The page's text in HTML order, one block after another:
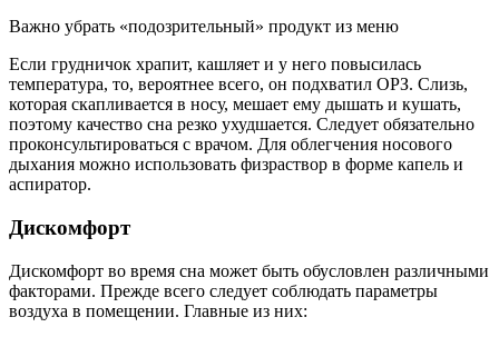
Важно убрать «подозрительный» продукт из меню
Если грудничок храпит, кашляет и у него повысилась
температура, то, вероятнее всего, он подхватил ОРЗ. Слизь,
которая скапливается в носу, мешает ему дышать и кушать,
поэтому качество сна резко ухудшается. Следует обязательно
проконсультироваться с врачом. Для облегчения носового
дыхания можно использовать физраствор в форме капель и
аспиратор.
Дискомфорт
Дискомфорт во время сна может быть обусловлен различными
факторами. Прежде всего следует соблюдать параметры
воздуха в помещении. Главные из них: